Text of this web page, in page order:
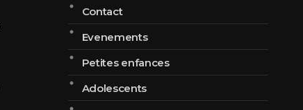
Contact
Evenements
Petites enfances
Adolescents